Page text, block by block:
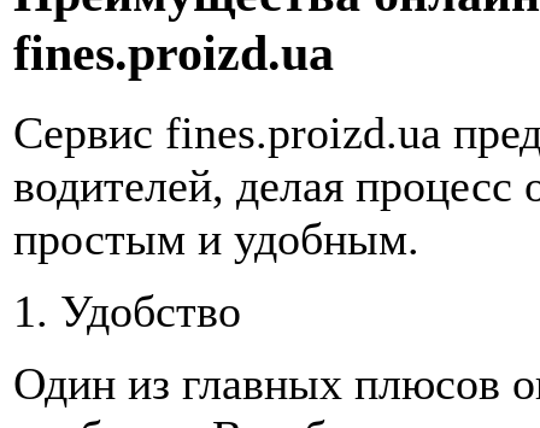
fines.proizd.ua
Сервис fines.proizd.ua
водителей, делая
простым и удобным.
1. Удобство
Один из главных плюсов